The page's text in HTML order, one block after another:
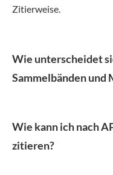
Zitierweise.
Wie unterscheidet
Sammelbänden und
Wie kann ich nach
zitieren?